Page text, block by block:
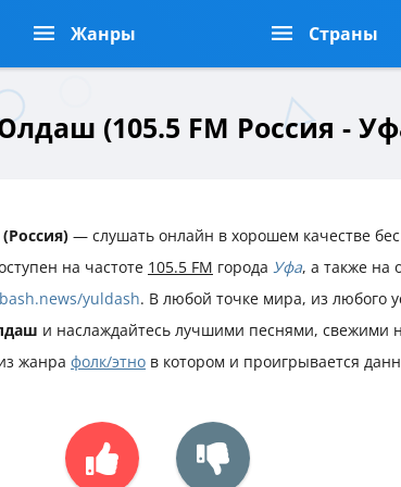
Жанры Страны
(105.5 FM Россия -
— слушать онлайн в хорошем качестве
на частоте 105.5 FM города Уфа, а также на
bash.news/yuldash. В любой точке мира, из любого
и наслаждайтесь лучшими песнями, свежими
жанра фолк/этно в котором и проигрывается